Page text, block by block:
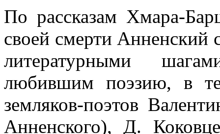
По рассказам Хмара-
своей смерти Анненский
литературными
любившим поэзию, в
земляков-поэтов
Анненского), Д.